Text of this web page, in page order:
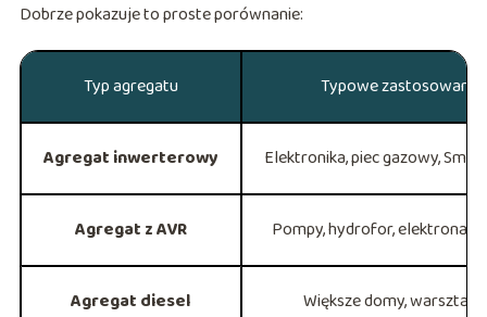
Dobrze pokazuje to proste porównanie:
Typ agregatu Typowe
Agregat inwerterowy Elektronika, piec gazowy,
Agregat z AVR Pompy, hydrofor,
Agregat diesel Większe domy, warsztat,